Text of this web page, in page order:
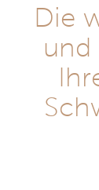
Die
und